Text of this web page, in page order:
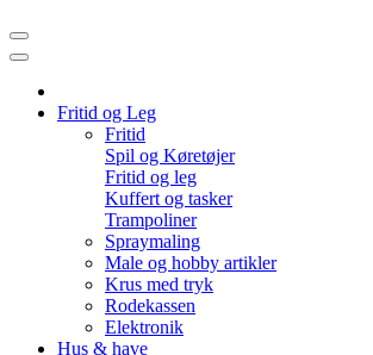
Fritid og Leg
Fritid
Spil og Køretøjer
Fritid og leg
Kuffert og tasker
Trampoliner
Spraymaling
Male og hobby artikler
Krus med tryk
Rodekassen
Elektronik
Hus & have